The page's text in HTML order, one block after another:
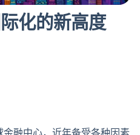
化的新高度